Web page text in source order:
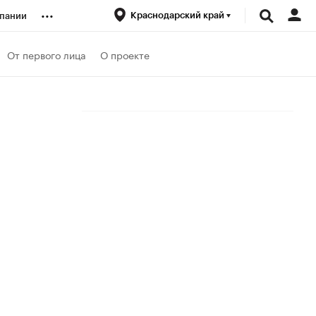
... Краснодарский край
От первого лица О проекте